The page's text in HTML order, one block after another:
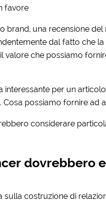
favore
una recensione
dal fatto che la
valore che possiamo
per un
possiamo fornire ad
considerare
dovrebbero
sulla costruzione di